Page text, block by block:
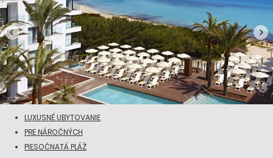
LUXUSNÉ UBYTOVANIE
PRE NÁROČNÝCH
PIESOČNATÁ PLÁŽ